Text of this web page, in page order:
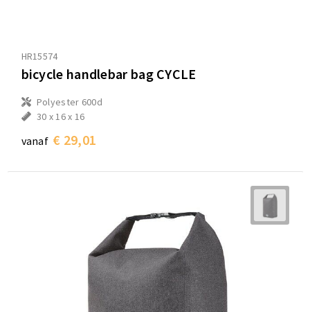
HR15574
bicycle handlebar bag CYCLE
Polyester 600d
30 x 16 x 16
vanaf € 29,01